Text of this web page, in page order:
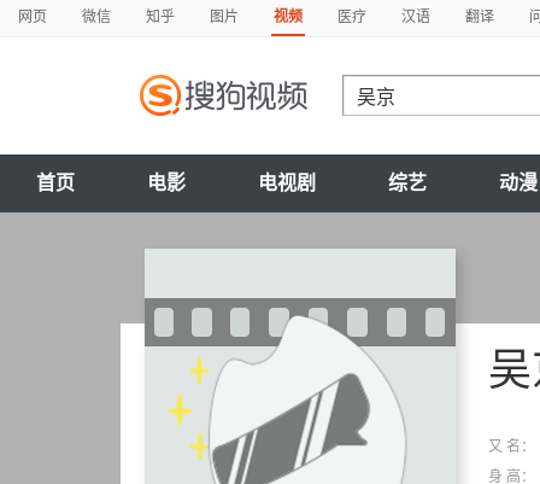
网页 微信 知乎 图片 视频 医疗 汉语 翻译
首页 电影 电视剧 综艺 动漫
又 名：
身 高：